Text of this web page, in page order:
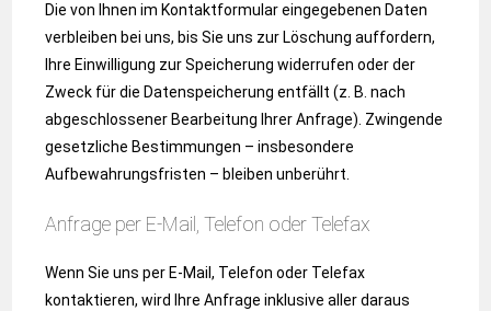
Die von Ihnen im Kontaktformular eingegebenen Daten
verbleiben bei uns, bis Sie uns zur Löschung auffordern,
Ihre Einwilligung zur Speicherung widerrufen oder der
Zweck für die Datenspeicherung entfällt (z. B. nach
abgeschlossener Bearbeitung Ihrer Anfrage). Zwingende
gesetzliche Bestimmungen – insbesondere
Aufbewahrungsfristen – bleiben unberührt.
Anfrage per E-Mail, Telefon oder Telefax
Wenn Sie uns per E-Mail, Telefon oder Telefax
kontaktieren, wird Ihre Anfrage inklusive aller daraus